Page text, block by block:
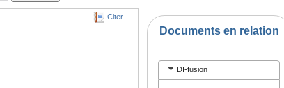
Citer
Documents en relation
DI-fusion